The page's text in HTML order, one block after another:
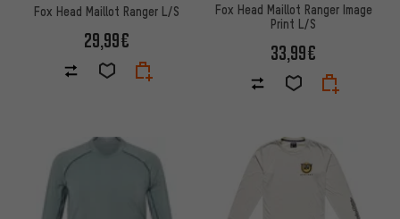
Fox Head Maillot Ranger L/S
29,99€
Fox Head Maillot Ranger Image
Print L/S
33,99€